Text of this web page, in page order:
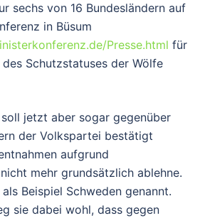
sechs von 16 Bundesländern auf
in Büsum
Presse.html für
Schutzstatuses der Wölfe
jetzt aber sogar gegenüber
der Volkspartei bestätigt
aufgrund
mehr grundsätzlich ablehne.
Beispiel Schweden genannt.
sie dabei wohl, dass gegen